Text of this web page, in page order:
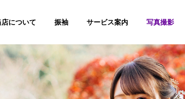
店について 振袖 サービス案内 写真撮影